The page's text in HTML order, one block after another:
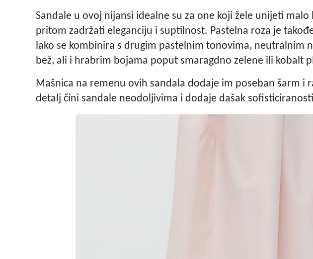
Sandale u ovoj nijansi idealne su za one koji žele unijeti
pritom zadržati eleganciju i suptilnost. Pastelna roza je
lako se kombinira s drugim pastelnim tonovima, neutralnim
bež, ali i hrabrim bojama poput smaragdno zelene ili kobalt
Mašnica na remenu ovih sandala dodaje im poseban šarm i
detalj čini sandale neodoljivima i dodaje dašak